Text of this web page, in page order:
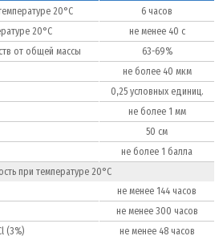
20°C
6 часов
20°C
не менее 40 с
от общей массы
63-69%
не более 40 мкм
0,25 условных единиц.
не более 1 мм
50 см
не более 1 балла
при температуре 20°C
не менее 144 часов
не менее 300 часов
(3%)
не менее 48 часов